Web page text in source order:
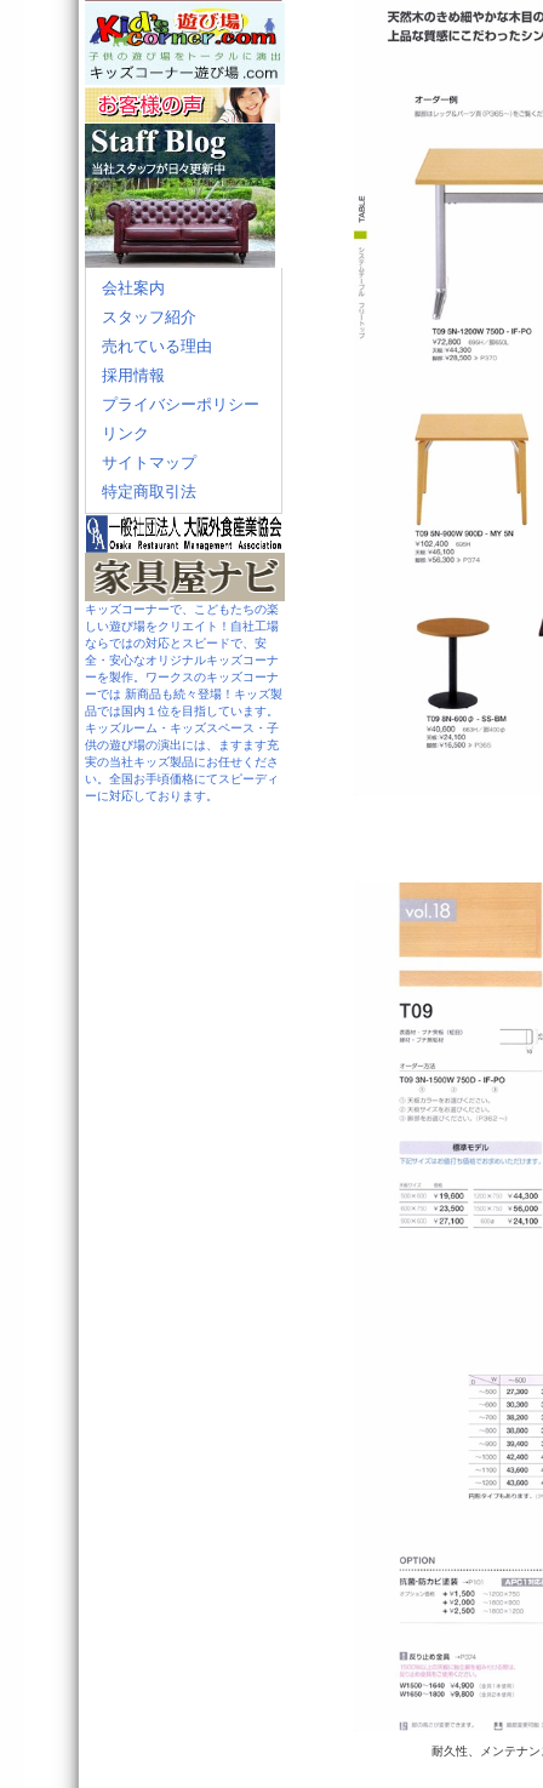
会社案内
スタッフ紹介
売れている理由
採用情報
プライバシーポリシー
リンク
サイトマップ
特定商取引法
キッズコーナーで、こどもたちの楽
しい遊び場をクリエイト！自社工場
ならではの対応とスピードで、安
全・安心なオリジナルキッズコーナ
ーを製作。ワークスのキッズコーナ
ーでは 新商品も続々登場！キッズ製
品では国内１位を目指しています。
キッズルーム・キッズスペース・子
供の遊び場の演出には、ますます充
実の当社キッズ製品にお任せくださ
い。全国お手頃価格にてスピーディ
ーに対応しております。